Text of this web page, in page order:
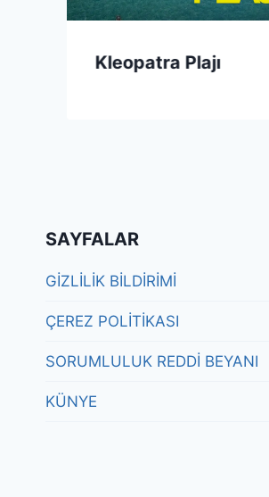
Kleopatra Plajı
SAYFALAR
GİZLİLİK BİLDİRİMİ
ÇEREZ POLİTİKASI
SORUMLULUK REDDİ BEYANI
KÜNYE